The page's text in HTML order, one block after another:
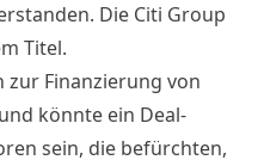
Die Citi Group
Titel.
zur Finanzierung von
könnte ein Deal-
sein, die befürchten,